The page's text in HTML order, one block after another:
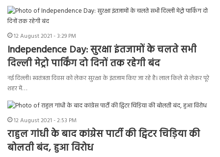
12 August 2021 - 3:29 PM
Independence Day: सुरक्षा इंतजामों के चलते सभी
दिल्‍ली मेट्रो पार्किंग दो दिनों तक रहेगी बंद
नई दिल्‍ली। स्‍वतंत्रता दिवस को लेकर सुरक्षा के इंतजाम किए जा रहे है। लाल किले से लेकर पूरे
शहर में…
12 August 2021 - 2:53 PM
राहुल गांधी के बाद कांग्रेस पार्टी की ट्विटर चिड़िया की
बोलती बंद, हुआ विरोध